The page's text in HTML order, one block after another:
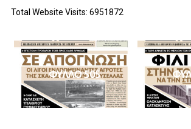
Total Website Visits: 6951872
ΦΥΛΛΟ 505